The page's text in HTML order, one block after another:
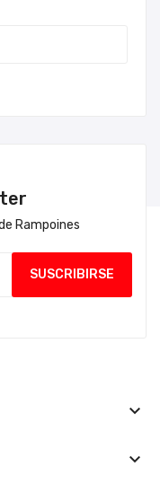
Rampoines
keyboard_arrow_down
keyboard_arrow_down